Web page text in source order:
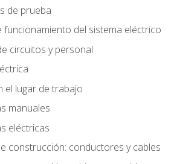
de prueba
funcionamiento del sistema eléctrico
circuitos y personal
el lugar de trabajo
manuales
eléctricas
construcción: conductores y cables